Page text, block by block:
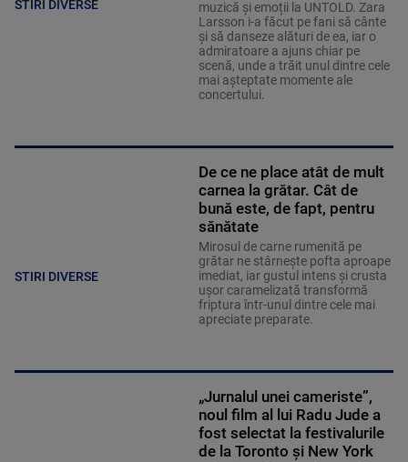
STIRI DIVERSE
muzică și emoții la UNTOLD. Zara
Larsson i-a făcut pe fani să cânte
și să danseze alături de ea, iar o
admiratoare a ajuns chiar pe
scenă, unde a trăit unul dintre cele
mai așteptate momente ale
concertului.
STIRI DIVERSE
De ce ne place atât de mult
carnea la grătar. Cât de
bună este, de fapt, pentru
sănătate
Mirosul de carne rumenită pe
grătar ne stârnește pofta aproape
imediat, iar gustul intens și crusta
ușor caramelizată transformă
friptura într-unul dintre cele mai
apreciate preparate.
„Jurnalul unei cameriste”,
noul film al lui Radu Jude a
fost selectat la festivalurile
de la Toronto și New York